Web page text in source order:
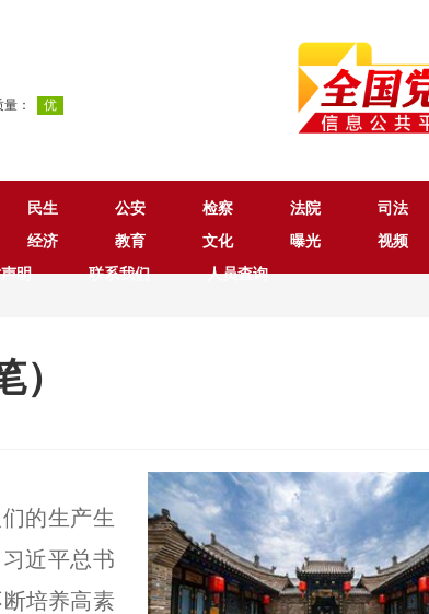
民生 公安 检察 法院
司法
经济 教育 文化 曝光
视频
明 联系我们
人员查询
的生产生
近平总书
培养高素